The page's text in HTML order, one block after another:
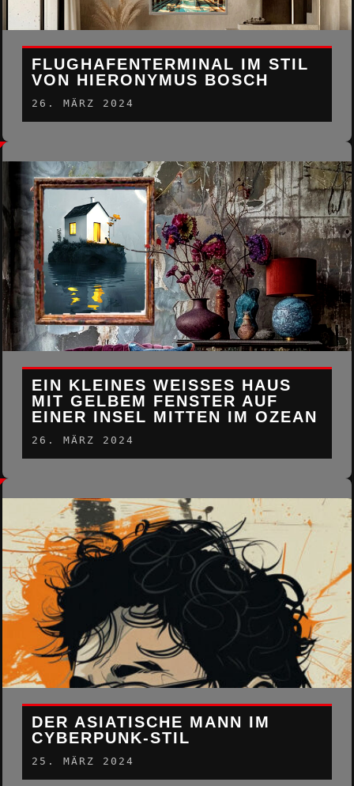
FLUGHAFENTERMINAL IM STIL
VON HIERONYMUS BOSCH
26. MÄRZ 2024
EIN KLEINES WEISSES HAUS M
IT GELBEM FENSTER AUF E
INER INSEL MITTEN IM OZEAN
26. MÄRZ 2024
DER ASIATISCHE MANN IM
CYBERPUNK-STIL
25. MÄRZ 2024